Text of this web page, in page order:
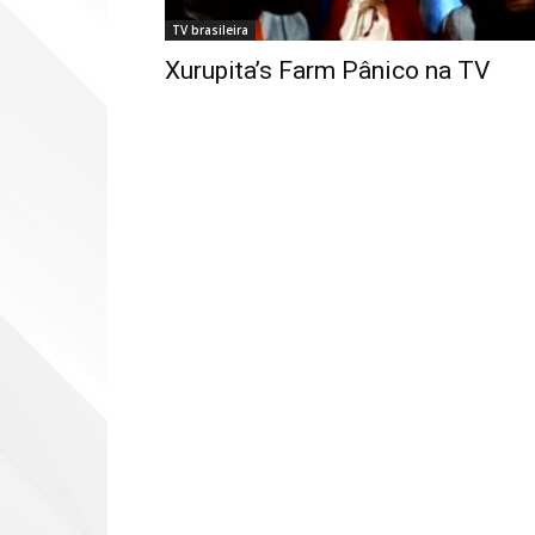
TV brasileira
Xurupita’s Farm Pânico na TV